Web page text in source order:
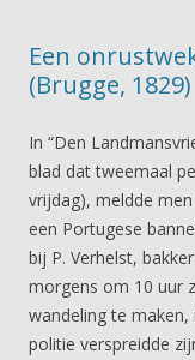
Een
(Brugge, 1829)
In “Den
blad dat tweemaal
vrijdag), meldde
een Portugese
bij P. Verhelst,
morgens om 10 uur
wandeling te
politie verspreidde